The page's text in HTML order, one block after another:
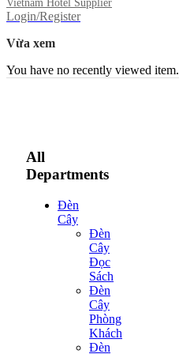
Vietnam Hotel Supplier
Login/Register
Vừa xem
You have no recently viewed item.
All
Departments
Đèn
Cây
Đèn
Cây
Đọc
Sách
Đèn
Cây
Phòng
Khách
Đèn